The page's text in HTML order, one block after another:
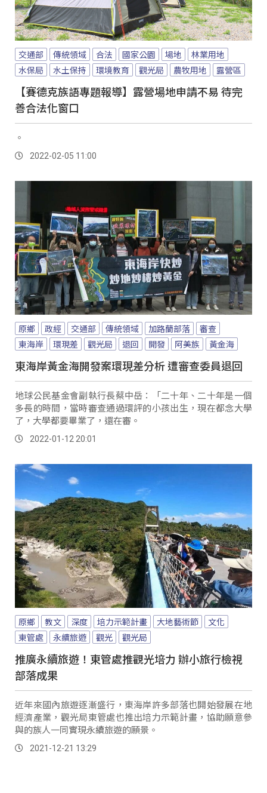
交通部 傳統領域 合法 國家公園 場地
林業用地
水保局
水土保持 環境教育 觀光局 農牧用地 露營區
【賽德克族語專題報導】露營場地申請不易 待完
善合法化窗口
。
2022-02-05 11:00
原鄉 政經 交通部 傳統領域 加路蘭部落
審查
東海岸
環現差 觀光局 退回 開發 阿美族 黃金海
東海岸黃金海開發案環現差分析 遭審查委員退回
地球公民基金會副執行長蔡中岳：「二十年、二十年是一個
多長的時間，當時審查通過環評的小孩出生，現在都念大學
了，大學都要畢業了，還在審。
2022-01-12 20:01
原鄉 教文 深度 培力示範計畫 大地藝術節
文化
東管處
永續旅遊 觀光 觀光局
推廣永續旅遊！東管處推觀光培力 辦小旅行檢視
部落成果
近年來國內旅遊逐漸盛行，東海岸許多部落也開始發展在地
經濟產業，觀光局東管處也推出培力示範計畫，協助願意參
與的族人一同實現永續旅遊的願景。
2021-12-21 13:29